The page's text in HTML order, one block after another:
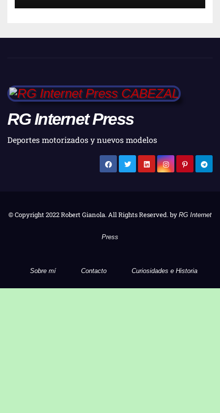
RG Internet Press
Deportes motorizados y nuevos modelos
© Copyright 2022 Robert Gianola. All Rights Reserved. by RG Internet
Press
Sobre mí Contacto Curiosidades e Historia